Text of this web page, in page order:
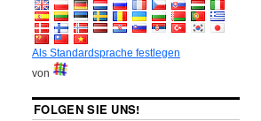
Als Standardsprache festlegen
von
FOLGEN SIE UNS!